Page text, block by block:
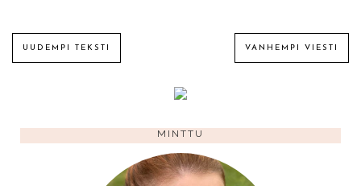
UUDEMPI TEKSTI VANHEMPI VIESTI
MINTTU